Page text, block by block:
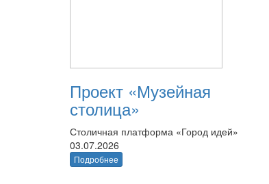
Проект «Музейная
столица»
Столичная платформа «Город идей»
03.07.2026
Подробнее